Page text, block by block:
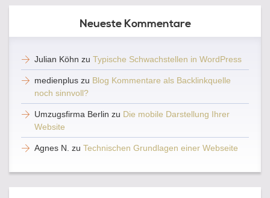
Neueste Kommentare
Julian Köhn zu Typische Schwachstellen in WordPress
medienplus zu Blog Kommentare als Backlinkquelle
noch sinnvoll?
Umzugsfirma Berlin zu Die mobile Darstellung Ihrer
Website
Agnes N. zu Technischen Grundlagen einer Webseite